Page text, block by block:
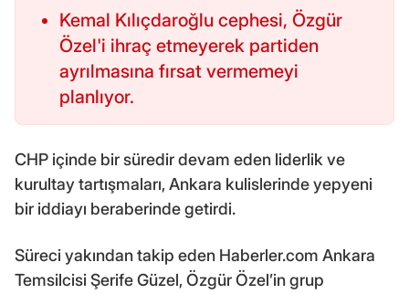
Kemal Kılıçdaroğlu cephesi, Özgür
Özel'i ihraç etmeyerek partiden
ayrılmasına fırsat vermemeyi
planlıyor.
CHP içinde bir süredir devam eden liderlik ve
kurultay tartışmaları, Ankara kulislerinde yepyeni
bir iddiayı beraberinde getirdi.
Süreci yakından takip eden Haberler.com Ankara
Temsilcisi Şerife Güzel, Özgür Özel’in grup